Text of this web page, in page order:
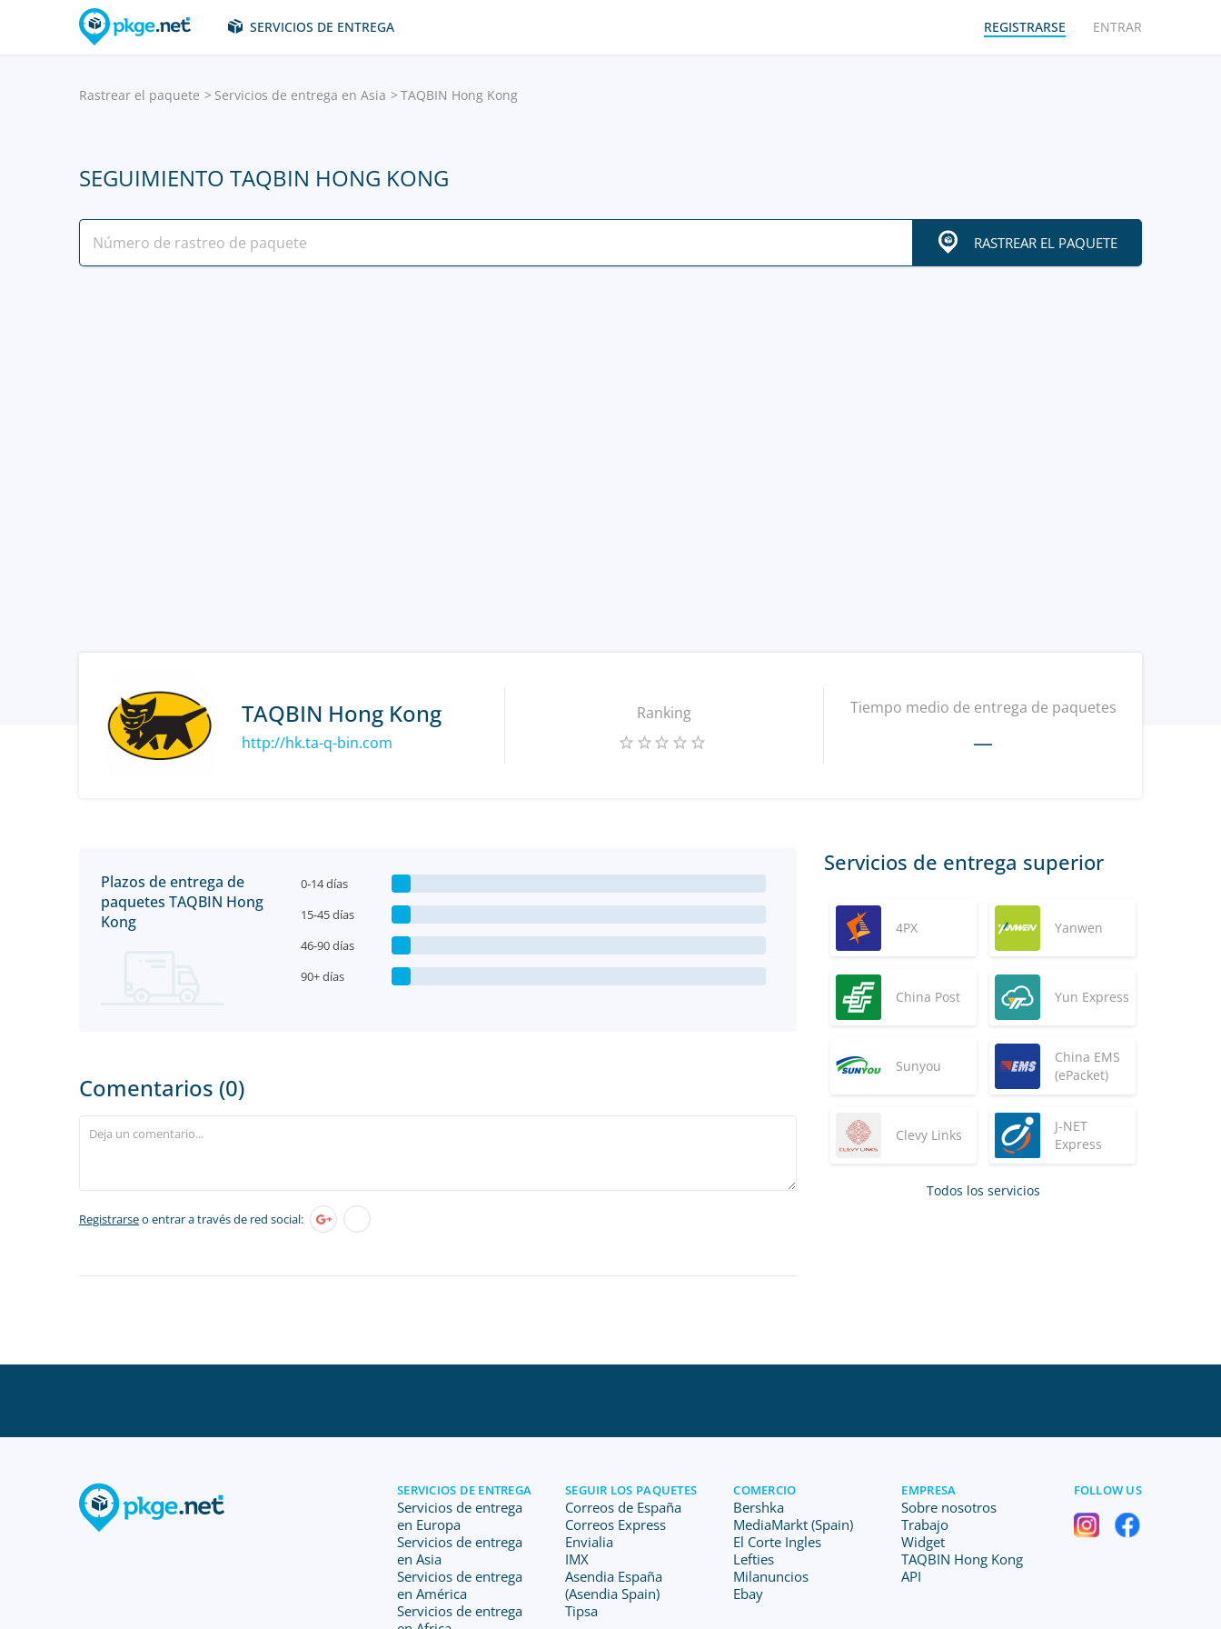
SERVICIOS DE ENTREGA REGISTRARSE ENTRAR
Rastrear el paquete Servicios de entrega en Asia TAQBIN Hong Kong
SEGUIMIENTO TAQBIN HONG KONG
RASTREAR EL PAQUETE
TAQBIN Hong Kong
http://hk.ta-q-bin.com
Ranking Tiempo medio de entrega de paquetes
—
Plazos de entrega de
paquetes TAQBIN Hong
Kong
0-14 días
15-45 días
46-90 días
90+ días
Comentarios (0)
Registrarseo entrar a través de red social:
Servicios de entrega superior
4PX Yanwen
China Post Yun Express
Sunyou
China EMS
(ePacket)
Clevy Links
J-NET
Express
Todos los servicios
SERVICIOS DE ENTREGA
Servicios de entrega
en Europa
Servicios de entrega
en Asia
Servicios de entrega
en América
Servicios de entrega
SEGUIR LOS PAQUETES
Correos de España
Correos Express
Envialia
IMX
Asendia España
(Asendia Spain)
Tipsa
COMERCIO
Bershka
MediaMarkt (Spain)
El Corte Ingles
Lefties
Milanuncios
Ebay
EMPRESA
Sobre nosotros
Trabajo
Widget
TAQBIN Hong Kong
API
FOLLOW US